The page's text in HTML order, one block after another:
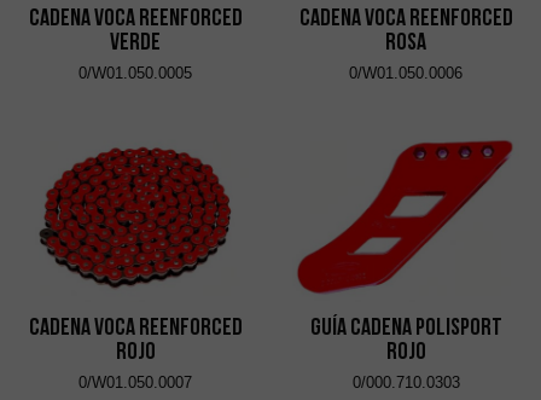
Cadena VOCA Reenforced
Verde
0/W01.050.0005
Cadena VOCA Reenforced
Rosa
0/W01.050.0006
Cadena VOCA Reenforced
Rojo
0/W01.050.0007
Guía Cadena Polisport
Rojo
0/000.710.0303